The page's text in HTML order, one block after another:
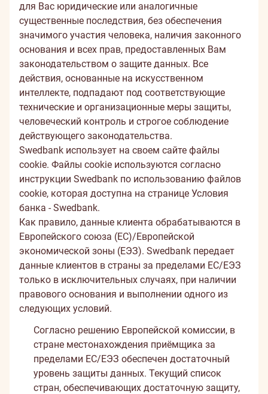
для Вас юридические или аналогичные
существенные последствия, без обеспечения
значимого участия человека, наличия законного
основания и всех прав, предоставленных Вам
законодательством о защите данных. Все
действия, основанные на искусственном
интеллекте, подпадают под соответствующие
технические и организационные меры защиты,
человеческий контроль и строгое соблюдение
действующего законодательства.
Swedbank использует на своем сайте файлы
cookie. Файлы cookie используются согласно
инструкции Swedbank по использованию файлов
cookie, которая доступна на странице Условия
банка - Swedbank.
Как правило, данные клиента обрабатываются в
Европейского союза (ЕС)/Европейской
экономической зоны (ЕЭЗ). Swedbank передает
данные клиентов в страны за пределами ЕС/ЕЭЗ
только в исключительных случаях, при наличии
правового основания и выполнении одного из
следующих условий.
Согласно решению Европейской комиссии, в
стране местонахождения приёмщика за
пределами ЕС/ЕЭЗ обеспечен достаточный
уровень защиты данных. Текущий список
стран, обеспечивающих достаточную защиту,